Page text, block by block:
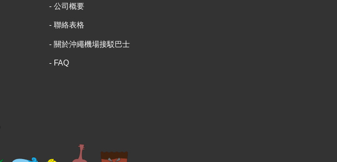
公司概要
聯絡表格
關於沖繩機場接駁巴士
FAQ